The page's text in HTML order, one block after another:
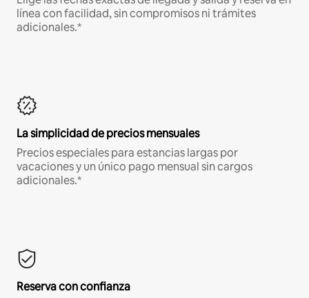
línea con facilidad, sin compromisos ni trámites
adicionales.*
La simplicidad de precios mensuales
Precios especiales para estancias largas por
vacaciones y un único pago mensual sin cargos
adicionales.*
Reserva con confianza